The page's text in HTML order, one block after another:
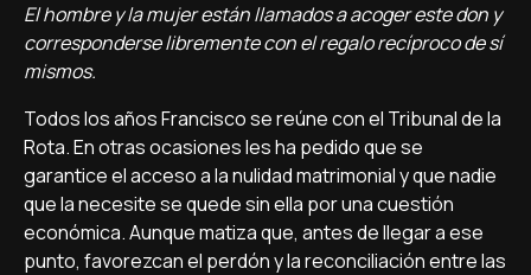
El hombre y la mujer están llamados a acoger este don y
corresponderse libremente con el regalo recíproco de sí
mismos.
Todos los años Francisco se reúne con el Tribunal de la
Rota. En otras ocasiones les ha pedido que se
garantice el acceso a la nulidad matrimonial y que nadie
que la necesite se quede sin ella por una cuestión
económica. Aunque matiza que, antes de llegar a ese
punto, favorezcan el perdón y la reconciliación entre las